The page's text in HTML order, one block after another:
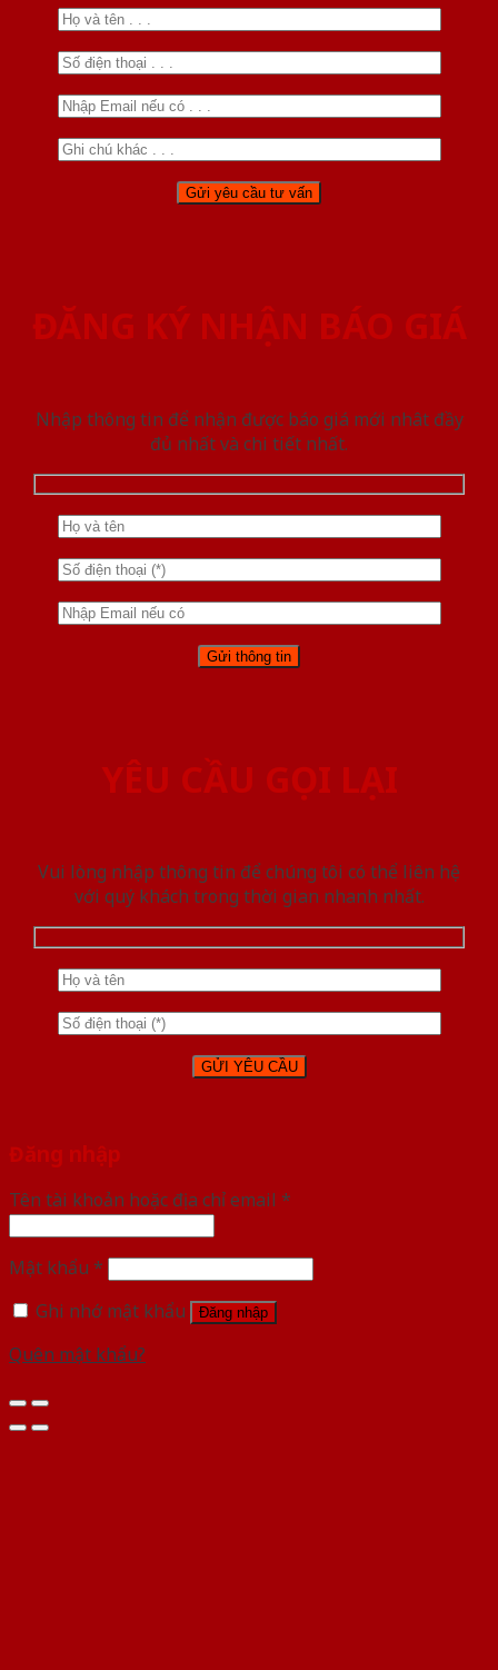
ĐĂNG KÝ NHẬN BÁO GIÁ
Nhập thông tin để nhận được báo giá mới nhât đầy
đủ nhất và chi tiết nhất.
YÊU CẦU GỌI LẠI
Vui lòng nhập thông tin để chúng tôi có thể liên hệ
với quý khách trong thời gian nhanh nhất.
Đăng nhập
Tên tài khoản hoặc địa chỉ email *
Mật khẩu *
Ghi nhớ mật khẩu
Đăng nhập
Quên mật khẩu?